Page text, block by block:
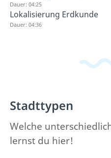
Dauer: 04:25
Lokalisierung Erdkunde
Dauer: 04:36
Stadttypen
Welche
lernst du hier!